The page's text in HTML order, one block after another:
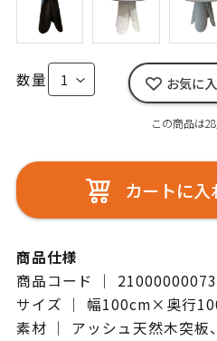
数量 お気に
この商品は
カートに入
商品仕様
商品コード ｜
サイズ ｜ 幅100cm×奥行
素材 ｜ アッシュ天然木突板